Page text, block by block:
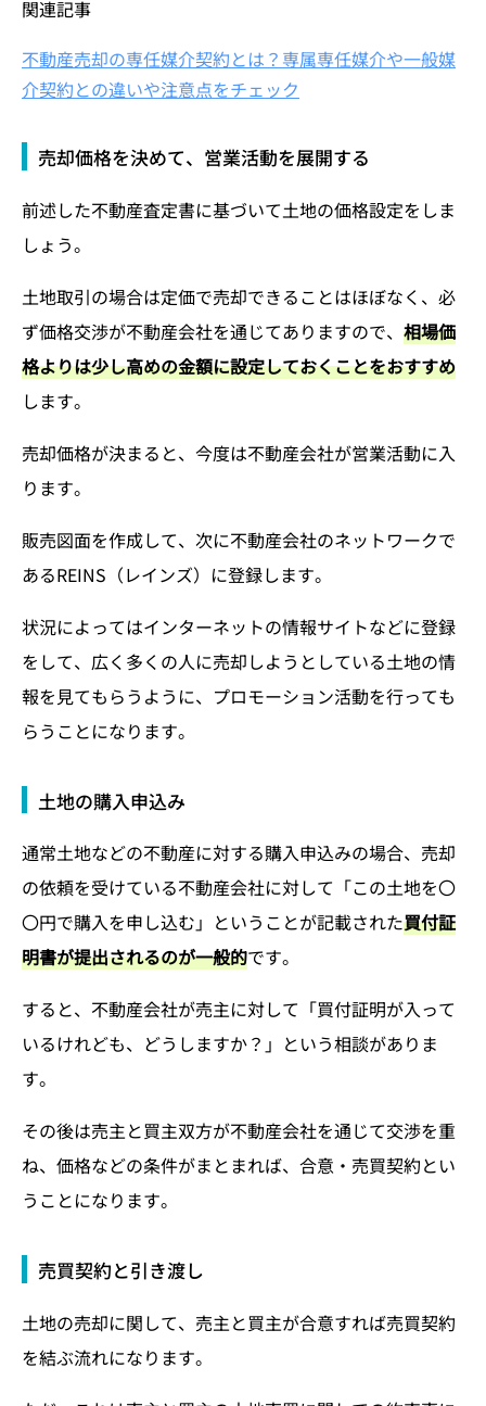
関連記事
不動産売却の専任媒介契約とは？専属専任媒介や一般媒
介契約との違いや注意点をチェック
売却価格を決めて、営業活動を展開する
前述した不動産査定書に基づいて土地の価格設定をしま
しょう。
土地取引の場合は定価で売却できることはほぼなく、必
ず価格交渉が不動産会社を通じてありますので、 相場価
格よりは少し高めの金額に設定しておくことをおすすめ
します。
売却価格が決まると、今度は不動産会社が営業活動に入
ります。
販売図面を作成して、次に不動産会社のネットワークで
あるREINS（レインズ）に登録します。
状況によってはインターネットの情報サイトなどに登録
をして、広く多くの人に売却しようとしている土地の情
報を見てもらうように、プロモーション活動を行っても
らうことになります。
土地の購入申込み
通常土地などの不動産に対する購入申込みの場合、売却
の依頼を受けている不動産会社に対して「この土地を〇
〇円で購入を申し込む」ということが記載された買付証
明書が提出されるのが一般的です。
すると、不動産会社が売主に対して「買付証明が入って
いるけれども、どうしますか？」という相談がありま
す。
その後は売主と買主双方が不動産会社を通じて交渉を重
ね、価格などの条件がまとまれば、合意・売買契約とい
うことになります。
売買契約と引き渡し
土地の売却に関して、売主と買主が合意すれば売買契約
を結ぶ流れになります。